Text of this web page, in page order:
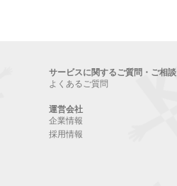
サービスに関するご質問・ご相談
よくあるご質問
運営会社
企業情報
採用情報